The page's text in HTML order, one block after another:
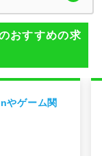
おすすめの求
やゲーム関